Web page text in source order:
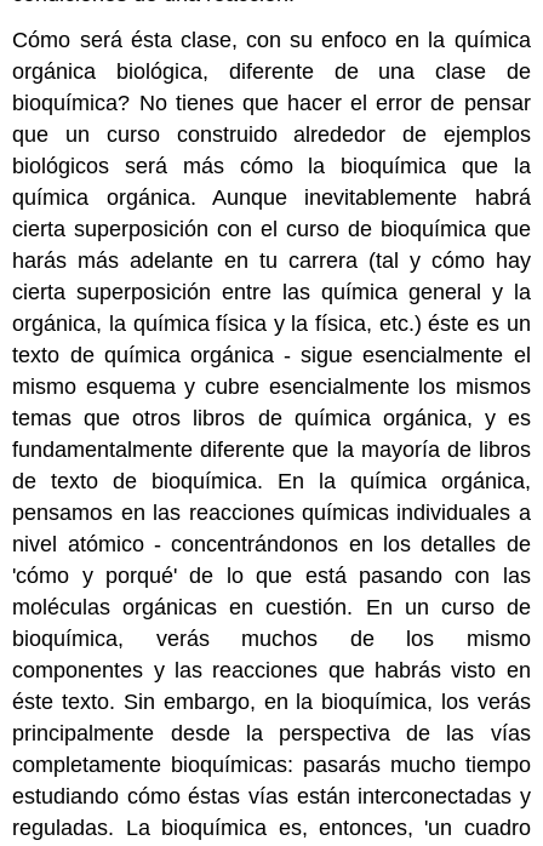
Cómo será ésta clase, con su enfoco en la química
orgánica biológica, diferente de una clase de
bioquímica? No tienes que hacer el error de pensar
que un curso construido alrededor de ejemplos
biológicos será más cómo la bioquímica que la
química orgánica. Aunque inevitablemente habrá
cierta superposición con el curso de bioquímica que
harás más adelante en tu carrera (tal y cómo hay
cierta superposición entre las química general y la
orgánica, la química física y la física, etc.) éste es un
texto de química orgánica - sigue esencialmente el
mismo esquema y cubre esencialmente los mismos
temas que otros libros de química orgánica, y es
fundamentalmente diferente que la mayoría de libros
de texto de bioquímica. En la química orgánica,
pensamos en las reacciones químicas individuales a
nivel atómico - concentrándonos en los detalles de
'cómo y porqué' de lo que está pasando con las
moléculas orgánicas en cuestión. En un curso de
bioquímica, verás muchos de los mismo
componentes y las reacciones que habrás visto en
éste texto. Sin embargo, en la bioquímica, los verás
principalmente desde la perspectiva de las vías
completamente bioquímicas: pasarás mucho tiempo
estudiando cómo éstas vías están interconectadas y
reguladas. La bioquímica es, entonces, 'un cuadro